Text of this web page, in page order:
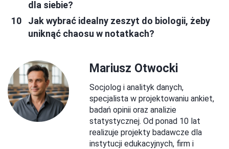
dla siebie?
Jak wybrać idealny zeszyt do biologii, żeby
uniknąć chaosu w notatkach?
Mariusz Otwocki
Socjolog i analityk danych,
specjalista w projektowaniu ankiet,
badań opinii oraz analizie
statystycznej. Od ponad 10 lat
realizuje projekty badawcze dla
instytucji edukacyjnych, firm i